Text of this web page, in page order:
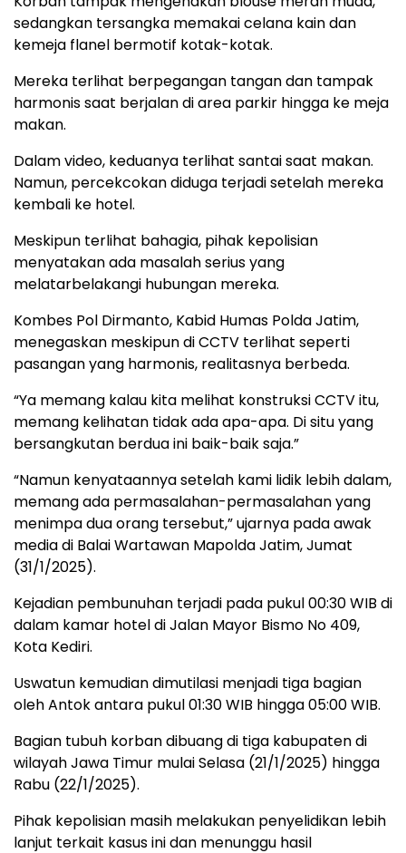
sedangkan tersangka memakai celana kain dan
kemeja flanel bermotif kotak-kotak.
Mereka terlihat berpegangan tangan dan tampak
harmonis saat berjalan di area parkir hingga ke meja
makan.
Dalam video, keduanya terlihat santai saat makan.
Namun, percekcokan diduga terjadi setelah mereka
kembali ke hotel.
Meskipun terlihat bahagia, pihak kepolisian
menyatakan ada masalah serius yang
melatarbelakangi hubungan mereka.
Kombes Pol Dirmanto, Kabid Humas Polda Jatim,
menegaskan meskipun di CCTV terlihat seperti
pasangan yang harmonis, realitasnya berbeda.
“Ya memang kalau kita melihat konstruksi CCTV itu,
memang kelihatan tidak ada apa-apa. Di situ yang
bersangkutan berdua ini baik-baik saja.”
“Namun kenyataannya setelah kami lidik lebih dalam,
memang ada permasalahan-permasalahan yang
menimpa dua orang tersebut,” ujarnya pada awak
media di Balai Wartawan Mapolda Jatim, Jumat
(31/1/2025).
Kejadian pembunuhan terjadi pada pukul 00:30 WIB di
dalam kamar hotel di Jalan Mayor Bismo No 409,
Kota Kediri.
Uswatun kemudian dimutilasi menjadi tiga bagian
oleh Antok antara pukul 01:30 WIB hingga 05:00 WIB.
Bagian tubuh korban dibuang di tiga kabupaten di
wilayah Jawa Timur mulai Selasa (21/1/2025) hingga
Rabu (22/1/2025).
Pihak kepolisian masih melakukan penyelidikan lebih
lanjut terkait kasus ini dan menunggu hasil